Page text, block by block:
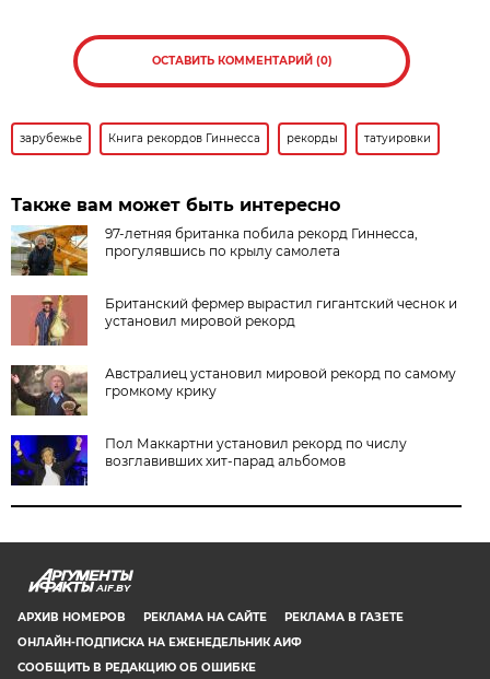
ОСТАВИТЬ КОММЕНТАРИЙ (0)
зарубежье Книга рекордов Гиннесса рекорды татуировки
Также вам может быть интересно
97-летняя британка побила рекорд Гиннесса,
прогулявшись по крылу самолета
Британский фермер вырастил гигантский чеснок и
установил мировой рекорд
Австралиец установил мировой рекорд по самому
громкому крику
Пол Маккартни установил рекорд по числу
возглавивших хит-парад альбомов
AIF.BY
АРХИВ НОМЕРОВ РЕКЛАМА НА САЙТЕ
РЕКЛАМА В ГАЗЕТЕ
ОНЛАЙН-ПОДПИСКА НА ЕЖЕНЕДЕЛЬНИК АИФ
СООБЩИТЬ В РЕДАКЦИЮ ОБ ОШИБКЕ